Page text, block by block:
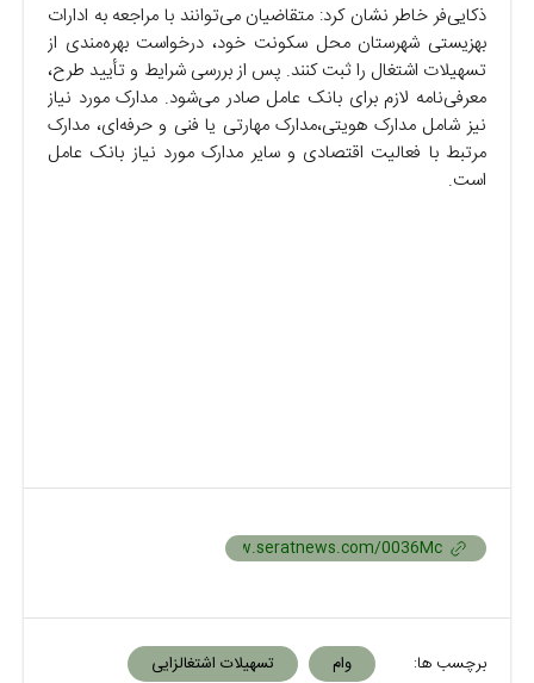
ذکایی‌فر خاطر نشان کرد: متقاضیان می‌توانند با مراجعه به ادارات
بهزیستی شهرستان محل سکونت خود، درخواست بهره‌مندی از
تسهیلات اشتغال را ثبت کنند. پس از بررسی شرایط و تأیید طرح،
معرفی‌نامه لازم برای بانک عامل صادر می‌شود. مدارک مورد نیاز
نیز شامل مدارک هویتی،مدارک مهارتی یا فنی و حرفه‌ای، مدارک
مرتبط با فعالیت اقتصادی و سایر مدارک مورد نیاز بانک عامل
است.
برچسب ها: وام‌ تسهیلات اشتغالزایی